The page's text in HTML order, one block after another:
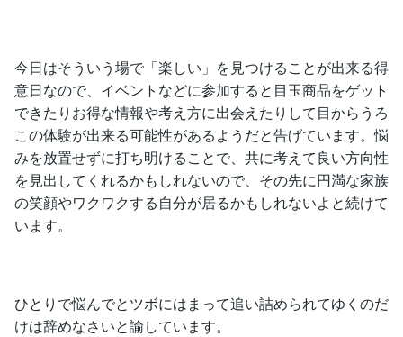
今日はそういう場で「楽しい」を見つけることが出来る得
意日なので、イベントなどに参加すると目玉商品をゲット
できたりお得な情報や考え方に出会えたりして目からうろ
この体験が出来る可能性があるようだと告げています。悩
みを放置せずに打ち明けることで、共に考えて良い方向性
を見出してくれるかもしれないので、その先に円満な家族
の笑顔やワクワクする自分が居るかもしれないよと続けて
います。
ひとりで悩んでとツボにはまって追い詰められてゆくのだ
けは辞めなさいと諭しています。